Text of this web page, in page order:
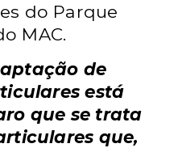
do Parque
MAC.
de
está
que se trata
que,